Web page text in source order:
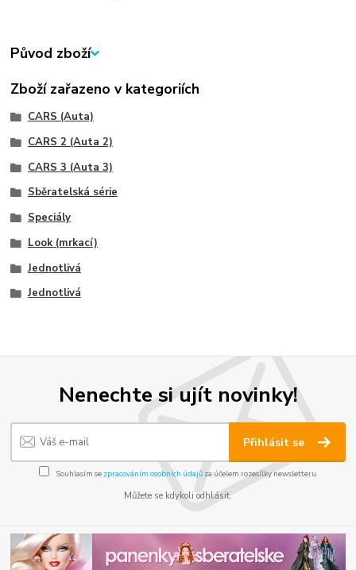
Původ zboží
Zboží zařazeno v kategoriích
CARS (Auta)
CARS 2 (Auta 2)
CARS 3 (Auta 3)
Sběratelská série
Speciály
Look (mrkací)
Jednotlivá
Jednotlivá
Nenechte si ujít novinky!
Přihlásit se
Souhlasím se zpracováním osobních údajůza účelem rozesílky newsletteru.
Můžete se kdykoli odhlásit.